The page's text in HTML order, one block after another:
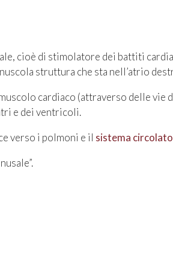
cioè di stimolatore dei battiti
struttura che sta nell’atrio
cardiaco (attraverso delle vie
e dei ventricoli.
verso i polmoni e il sistema